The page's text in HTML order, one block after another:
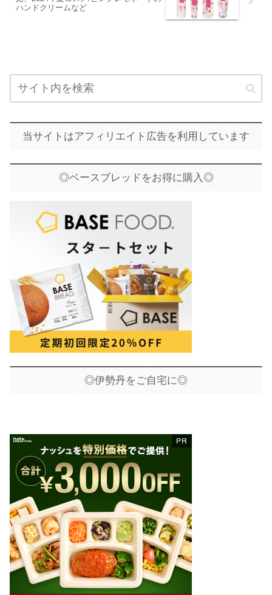
ハンドクリームなど
当サイトはアフィリエイト広告を利用しています
◎ベースブレッドをお得に購入◎
◎伊勢丹をご自宅に◎